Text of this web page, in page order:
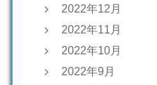
2022年12月
2022年11月
2022年10月
2022年9月